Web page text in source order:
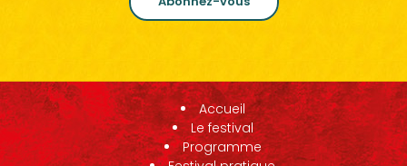
Accueil
Le festival
Programme